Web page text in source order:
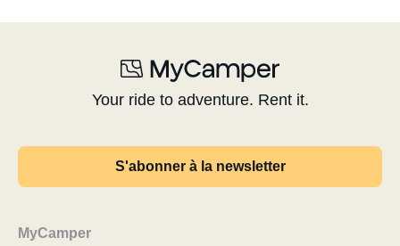
Your ride to adventure. Rent it.
S'abonner à la newsletter
MyCamper